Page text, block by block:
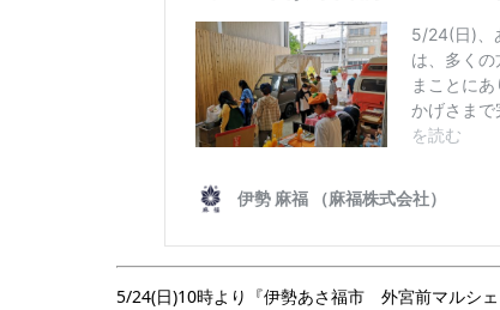
5/24(日)10時より『伊勢あさ福市 外宮前マルシェ